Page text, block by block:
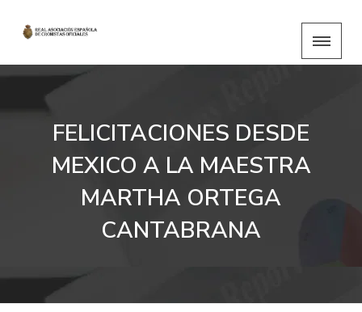
FELICITACIONES DESDE
MEXICO A LA MAESTRA
MARTHA ORTEGA
CANTABRANA